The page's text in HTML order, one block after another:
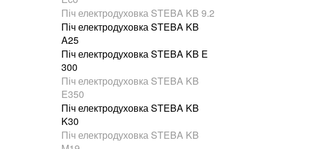
Піч електродуховка STEBA KB 9.2
Піч електродуховка STEBA KB
A25
Піч електродуховка STEBA KB E
300
Піч електродуховка STEBA KB
E350
Піч електродуховка STEBA KB
K30
Піч електродуховка STEBA KB